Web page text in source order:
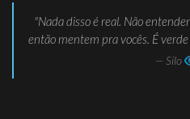
Nada disso é real. Não
então mentem pra vocês. É
— Silo